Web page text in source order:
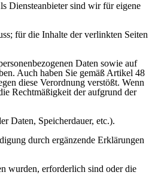
Diensteanbieter sind wir für eigene
für die Inhalte der verlinkten Seiten
Daten sowie auf
Auch haben Sie gemäß Artikel 48
diese Verordnung verstößt. Wenn
Rechtmäßigkeit der aufgrund der
Daten, Speicherdauer, etc.).
durch ergänzende Erklärungen
wurden, erforderlich sind oder die